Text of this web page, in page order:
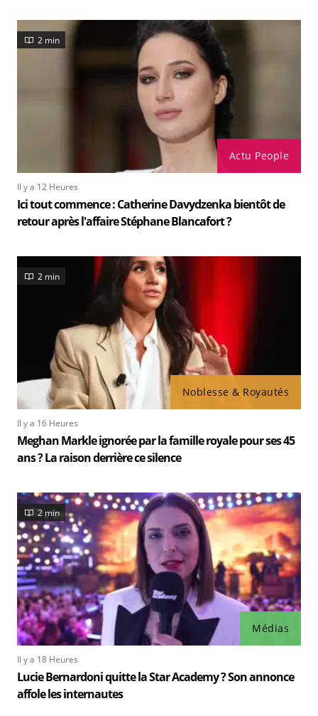
Actu People
2 min
Il y a 12 Heures
Ici tout commence : Catherine Davydzenka bientôt de
retour après l'affaire Stéphane Blancafort ?
Noblesse & Royautés
2 min
Il y a 16 Heures
Meghan Markle ignorée par la famille royale pour ses 45
ans ? La raison derrière ce silence
Médias
2 min
Il y a 18 Heures
Lucie Bernardoni quitte la Star Academy ? Son annonce
affole les internautes